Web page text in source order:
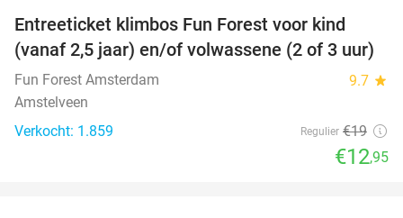
Entreeticket klimbos Fun Forest voor kind
(vanaf 2,5 jaar) en/of volwassene (2 of 3 uur)
Fun Forest Amsterdam 9.7 star
Amstelveen
Verkocht: 1.859
Regulier €19
€12,95